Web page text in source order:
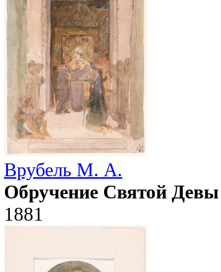
Врубель М. А.
Обручение Святой
1881